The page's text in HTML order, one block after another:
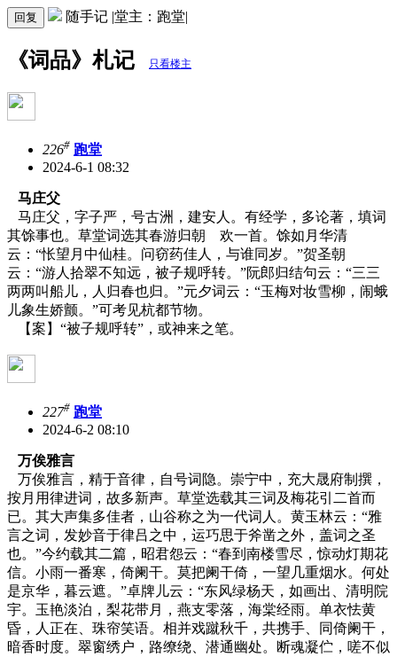
回复 随手记 |堂主：跑堂|
《词品》札记 只看楼主
226# 跑堂
2024-6-1 08:32
马庄父
马庄父，字子严，号古洲，建安人。有经学，多论著，填词
其馀事也。草堂词选其春游归朝 欢一首。馀如月华清
云：“怅望月中仙桂。问窃药佳人，与谁同岁。”贺圣朝
云：“游人拾翠不知远，被子规呼转。”阮郎归结句云：“三三
两两叫船儿，人归春也归。”元夕词云：“玉梅对妆雪柳，闹蛾
儿象生娇颤。”可考见杭都节物。
【案】“被子规呼转”，或神来之笔。
227# 跑堂
2024-6-2 08:10
万俟雅言
万俟雅言，精于音律，自号词隐。崇宁中，充大晟府制撰，
按月用律进词，故多新声。草堂选载其三词及梅花引二首而
已。其大声集多佳者，山谷称之为一代词人。黄玉林云：“雅
言之词，发妙音于律吕之中，运巧思于斧凿之外，盖词之圣
也。”今约载其二篇，昭君怨云：“春到南楼雪尽，惊动灯期花
信。小雨一番寒，倚阑干。莫把阑干倚，一望几重烟水。何处
是京华，暮云遮。”卓牌儿云：“东风绿杨天，如画出、清明院
宇。玉艳淡泊，梨花带月，燕支零落，海棠经雨。单衣怯黄
昏，人正在、珠帘笑语。相并戏蹴秋千，共携手、同倚阑干，
暗香时度。翠窗绣户，路缭绕、潜通幽处。断魂凝伫，嗟不似